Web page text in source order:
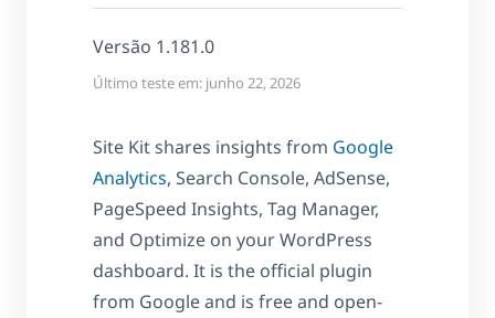
Versão 1.181.0
Último teste em: junho 22, 2026
Site Kit shares insights from Google
Analytics, Search Console, AdSense,
PageSpeed Insights, Tag Manager,
and Optimize on your WordPress
dashboard. It is the official plugin
from Google and is free and open-